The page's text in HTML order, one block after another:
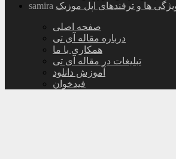
samira
صفحه اصلی
درباره مقاله آی تی
همکاری با ما
تبلیغات در مقاله آی تی
آموزش دانلود
فیدخوان